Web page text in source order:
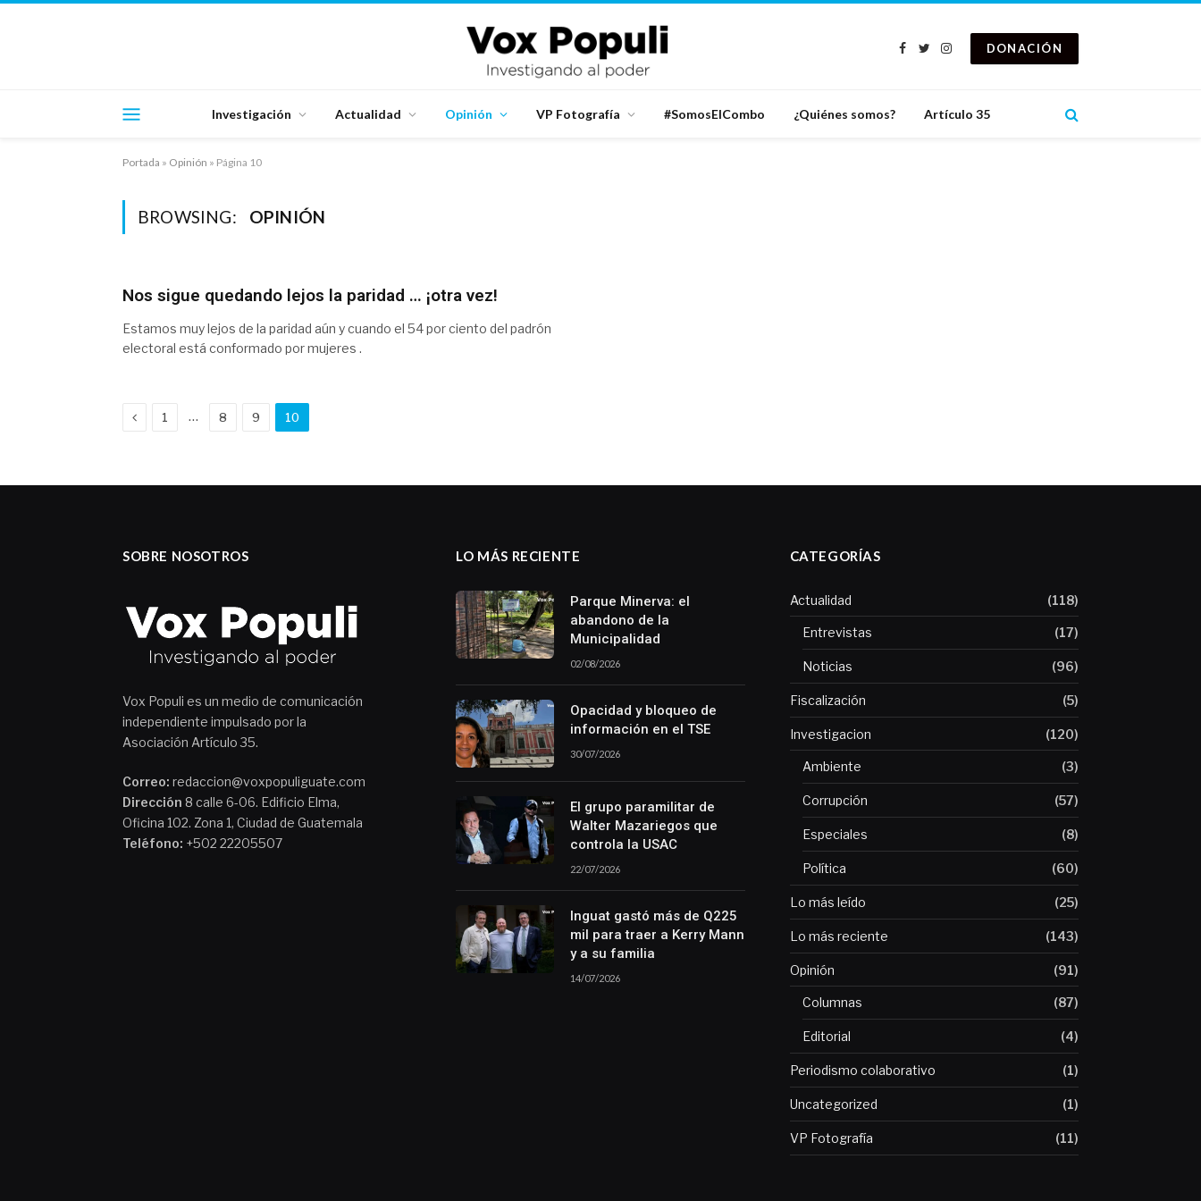
Facebook
TwitterInstagram
DONACIÓN
Investigación Actualidad Opinión VP Fotografía #SomosElCombo ¿Quiénes somos? Artículo 35
Portada » Opinión » Página 10
BROWSING: OPINIÓN
Nos sigue quedando lejos la paridad … ¡otra vez!
Estamos muy lejos de la paridad aún y cuando el 54 por ciento del padrón
electoral está conformado por mujeres .
Previous
1 … 8 9 10
SOBRE NOSOTROS
Vox Populi es un medio de comunicación
independiente impulsado por la
Asociación Artículo 35.
Correo: redaccion@voxpopuliguate.com
Dirección 8 calle 6-06. Edificio Elma,
Oficina 102. Zona 1, Ciudad de Guatemala
Teléfono: +502 22205507
LO MÁS RECIENTE
Parque Minerva: el
abandono de la
Municipalidad
02/08/2026
Opacidad y bloqueo de
información en el TSE
30/07/2026
El grupo paramilitar de
Walter Mazariegos que
controla la USAC
22/07/2026
Inguat gastó más de Q225
mil para traer a Kerry Mann
y a su familia
14/07/2026
CATEGORÍAS
Actualidad (118)
Entrevistas (17)
Noticias (96)
Fiscalización (5)
Investigacion (120)
Ambiente (3)
Corrupción (57)
Especiales (8)
Política (60)
Lo más leído (25)
Lo más reciente (143)
Opinión (91)
Columnas (87)
Editorial (4)
Periodismo colaborativo (1)
Uncategorized (1)
VP Fotografía (11)